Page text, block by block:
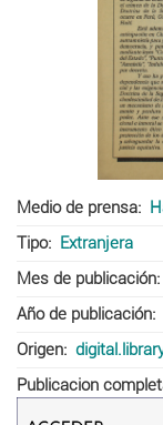
Medio de prensa
Tipo
Extranjera
Mes de publicación
Año de publicación
Origen
Publicacion